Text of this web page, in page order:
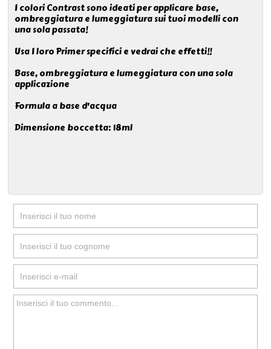
I colori Contrast sono ideati per applicare base,
ombreggiatura e lumeggiatura sui tuoi modelli con
una sola passata!
Usa I loro Primer specifici e vedrai che effetti!!
Base, ombreggiatura e lumeggiatura con una sola
applicazione
Formula a base d'acqua
Dimensione boccetta: 18ml